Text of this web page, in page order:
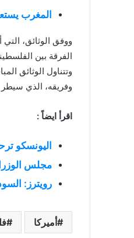
المغرب يستعد لتنظيم
ووفق الوثائق،
الفرقة بين
وتتناول الوثائق
وفريقه، الذي سيطر
اقرأ ايضاً :
اليونسكو
مجلس الوزراء يمرر موازنة
رويترز:
أميركا